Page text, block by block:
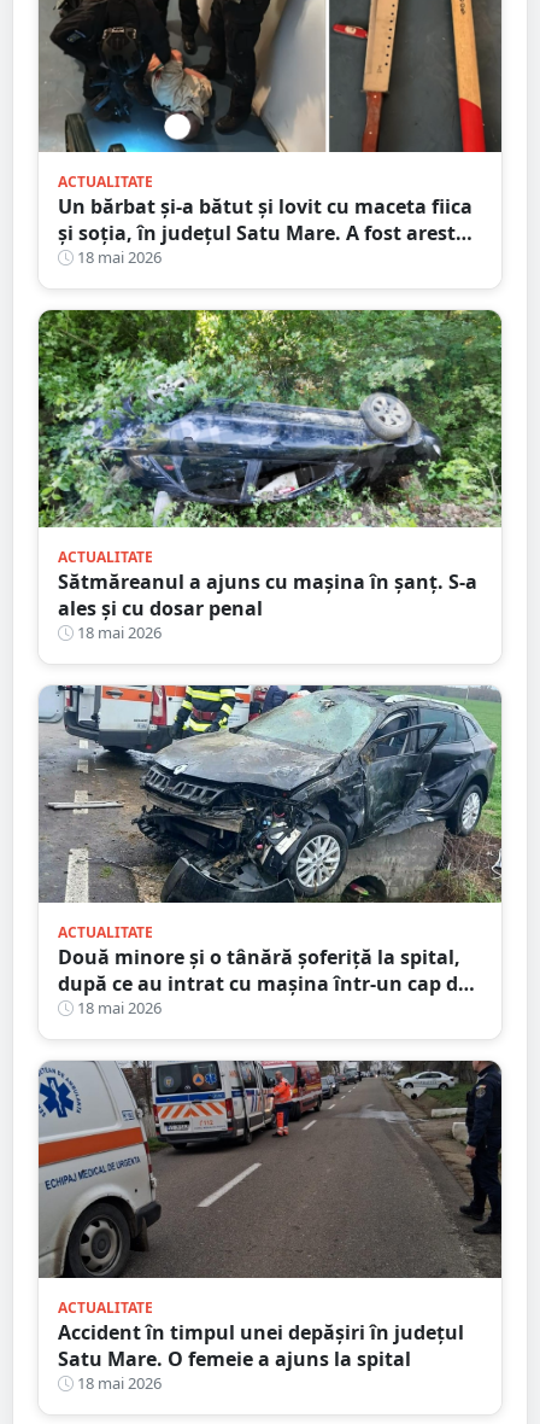
ACTUALITATE
Un bărbat și-a bătut și lovit cu maceta fiica
și soția, în județul Satu Mare. A fost arestat
preventiv
18 mai 2026
ACTUALITATE
Sătmăreanul a ajuns cu mașina în șanț. S-a
ales și cu dosar penal
18 mai 2026
ACTUALITATE
Două minore și o tânără șoferiță la spital,
după ce au intrat cu mașina într-un cap de
pod. Totul s-a întâmplat în județul Satu
Mare
18 mai 2026
ACTUALITATE
Accident în timpul unei depășiri în județul
Satu Mare. O femeie a ajuns la spital
18 mai 2026